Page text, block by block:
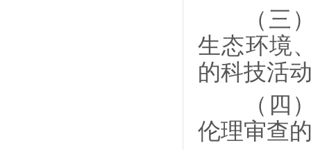
（三）
生态环境
的科技活
（四）
伦理审查